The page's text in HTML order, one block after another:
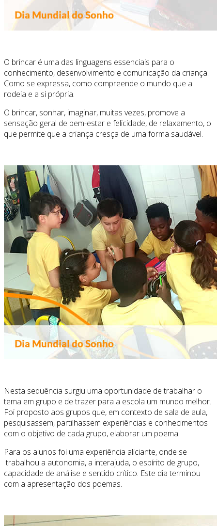
O brincar é uma das linguagens essenciais para o
conhecimento, desenvolvimento e comunicação da criança.
Como se expressa, como compreende o mundo que a
rodeia e a si própria.
O brincar, sonhar, imaginar, muitas vezes, promove a
sensação geral de bem-estar e felicidade, de relaxamento, o
que permite que a criança cresça de uma forma saudável.
Nesta sequência surgiu uma oportunidade de trabalhar o
tema em grupo e de trazer para a escola um mundo melhor.
Foi proposto aos grupos que, em contexto de sala de aula,
pesquisassem, partilhassem experiências e conhecimentos
com o objetivo de cada grupo, elaborar um poema.
Para os alunos foi uma experiência aliciante, onde se
trabalhou a autonomia, a interajuda, o espírito de grupo,
capacidade de análise e sentido crítico. Este dia terminou
com a apresentação dos poemas.